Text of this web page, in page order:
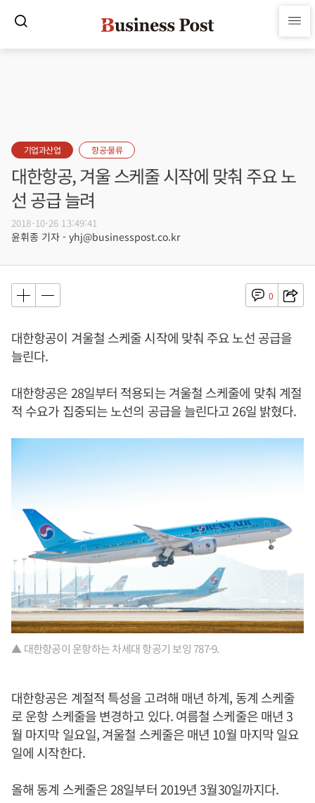
기업과산업 항공·물류
대한항공, 겨울 스케줄 시작에 맞춰 주요 노
선 공급 늘려
2018-10-26 13:49:41
윤휘종 기자 - yhj@businesspost.co.kr
0
대한항공이 겨울철 스케줄 시작에 맞춰 주요 노선 공급을
늘린다.
대한항공은 28일부터 적용되는 겨울철 스케줄에 맞춰 계절
적 수요가 집중되는 노선의 공급을 늘린다고 26일 밝혔다.
▲ 대한항공이 운항하는 차세대 항공기 보잉 787-9.
대한항공은 계절적 특성을 고려해 매년 하계, 동계 스케줄
로 운항 스케줄을 변경하고 있다. 여름철 스케줄은 매년 3
월 마지막 일요일, 겨울철 스케줄은 매년 10월 마지막 일요
일에 시작한다.
올해 동계 스케줄은 28일부터 2019년 3월30일까지다.